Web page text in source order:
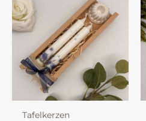
Tafelkerzen